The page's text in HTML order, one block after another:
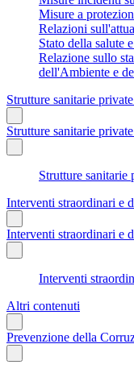
Misure a
Relazioni
Stato della salute
Relazione sullo
dell'Ambiente e
Strutture sanitarie
Strutture sanitarie
Strutture sanitarie
Interventi straordinari e
Interventi straordinari e
Interventi
Altri contenuti
Prevenzione della